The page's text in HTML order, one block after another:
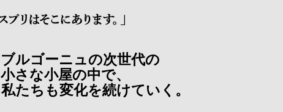
ブルゴーニュの次世代の
小さな小屋の中で、
私たちも変化を続けていく。